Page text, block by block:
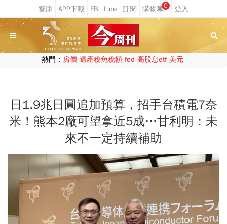
0
熱門： 房價 遺產稅免稅額 fed 高股息etf 美元
日1.9兆日圓追加預算，招手台積電7奈
米！熊本2廠可望拿近5成…甘利明：未
來不一定持續補助